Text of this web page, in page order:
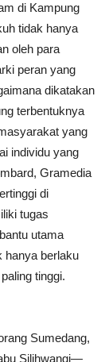
di Kampung
tidak hanya
oleh para
peran yang
dikatakan
terbentuknya
yang
individu yang
Gramedia
di
tugas
utama
hanya berlaku
tinggi.
Sumedang,
Silihwangi—